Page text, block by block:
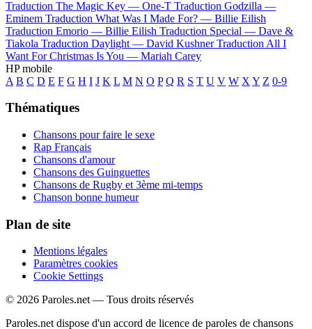
Traduction The Magic Key — One-T Traduction Godzilla —
Eminem Traduction What Was I Made For? — Billie Eilish
Traduction Emorio — Billie Eilish Traduction Special — Dave &
Tiakola Traduction Daylight — David Kushner Traduction All I
Want For Christmas Is You — Mariah Carey
HP mobile
A B C D E F G H I J K L M N O P Q R S T U V W X Y Z 0-9
Thématiques
Chansons pour faire le sexe
Rap Français
Chansons d'amour
Chansons des Guinguettes
Chansons de Rugby et 3ème mi-temps
Chanson bonne humeur
Plan de site
Mentions légales
Paramètres cookies
Cookie Settings
© 2026 Paroles.net — Tous droits réservés
Paroles.net dispose d'un accord de licence de paroles de chansons